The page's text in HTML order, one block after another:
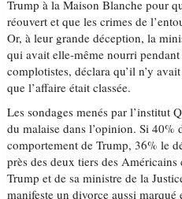
Trump à la Maison Blanche pour
réouvert et que les crimes de
Or, à leur grande déception, la
qui avait elle-même nourri pendant
complotistes, déclara qu’il n’y
que l’affaire était classée.
Les sondages menés par l’institut
du malaise dans l’opinion. Si 40%
comportement de Trump, 36% le
près des deux tiers des
Trump et de sa ministre de la
manifeste un divorce aussi marqué